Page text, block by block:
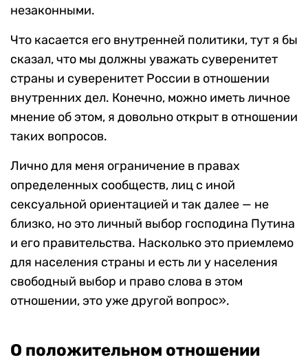
незаконными.
Что касается его внутренней политики, тут я бы
сказал, что мы должны уважать суверенитет
страны и суверенитет России в отношении
внутренних дел. Конечно, можно иметь личное
мнение об этом, я довольно открыт в отношении
таких вопросов.
Лично для меня ограничение в правах
определенных сообществ, лиц с иной
сексуальной ориентацией и так далее — не
близко, но это личный выбор господина Путина
и его правительства. Насколько это приемлемо
для населения страны и есть ли у населения
свободный выбор и право слова в этом
отношении, это уже другой вопрос».
О положительном отношении